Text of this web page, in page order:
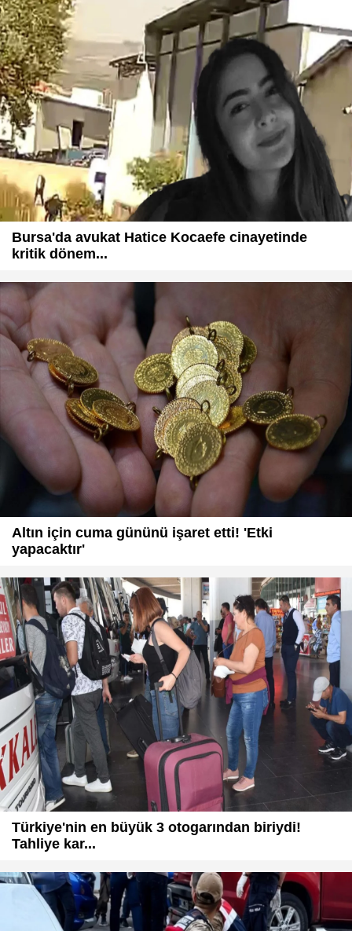
Bursa'da avukat Hatice Kocaefe cinayetinde
kritik dönem...
Altın için cuma gününü işaret etti! 'Etki
yapacaktır'
Türkiye'nin en büyük 3 otogarından biriydi!
Tahliye kar...